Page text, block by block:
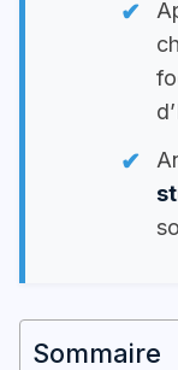
Sommaire